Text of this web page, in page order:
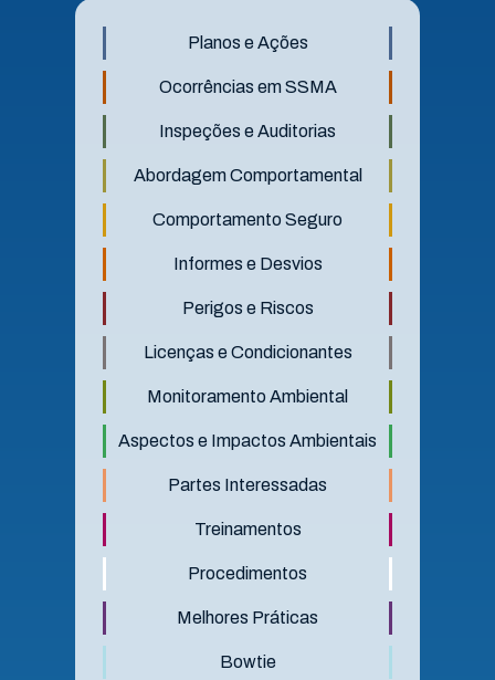
Planos e Ações
Ocorrências em SSMA
Inspeções e Auditorias
Abordagem Comportamental
Comportamento Seguro
Informes e Desvios
Perigos e Riscos
Licenças e Condicionantes
Monitoramento Ambiental
Aspectos e Impactos Ambientais
Partes Interessadas
Treinamentos
Procedimentos
Melhores Práticas
Bowtie